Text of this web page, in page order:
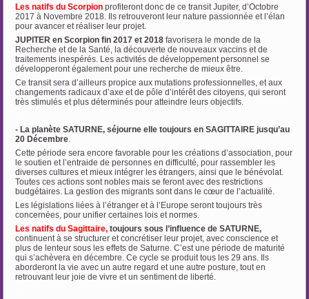
Les natifs du Scorpion profiteront donc de ce transit Jupiter, d’Octobre
2017 à Novembre 2018. Ils retrouveront leur nature passionnée et l’élan
pour avancer et réaliser leur projet.
JUPITER en Scorpion fin 2017 et 2018 favorisera le monde de la
Recherche et de la Santé, la découverte de nouveaux vaccins et de
traitements inespérés. Les activités de développement personnel se
développeront également pour une recherche de mieux être.
Ce transit sera d’ailleurs propice aux mutations professionnelles, et aux
changements radicaux d’axe et de pôle d’intérêt des citoyens, qui seront
très stimulés et plus déterminés pour atteindre leurs objectifs.
- La planète SATURNE, séjourne elle toujours en SAGITTAIRE jusqu’au
20 Décembre.
Cette période sera encore favorable pour les créations d’association, pour
le soutien et l’entraide de personnes en difficulté, pour rassembler les
diverses cultures et mieux intégrer les étrangers, ainsi que le bénévolat.
Toutes ces actions sont nobles mais se feront avec des restrictions
budgétaires. La gestion des migrants sont dans le cœur de l’actualité.
Les législations liées à l’étranger et à l’Europe seront toujours très
concernées, pour unifier certaines lois et normes.
Les natifs du Sagittaire, toujours sous l’influence de SATURNE,
continuent à se structurer et concrétiser leur projet, avec conscience et
plus de lenteur sous les effets de Saturne. C’est une période de maturité
qui s’achèvera en décembre. Ce cycle se produit tous les 29 ans. Ils
aborderont la vie avec un autre regard et une autre posture, tout en
retrouvant leur joie de vivre et un sentiment de liberté.